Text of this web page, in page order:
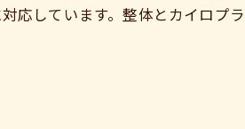
応しています。整体とカイロプ